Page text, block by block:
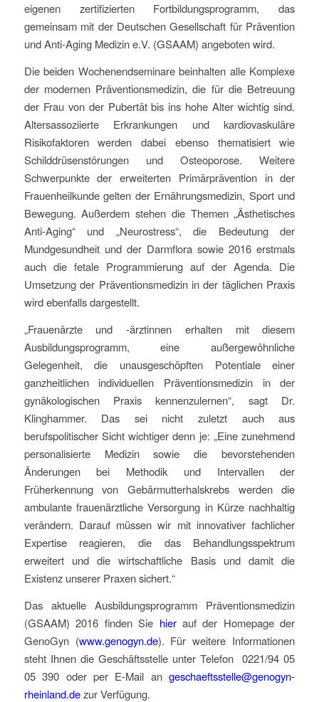
eigenen zertifizierten Fortbildungsprogramm, das
gemeinsam mit der Deutschen Gesellschaft für Prävention
und Anti-Aging Medizin e.V. (GSAAM) angeboten wird.
Die beiden Wochenendseminare beinhalten alle Komplexe
der modernen Präventionsmedizin, die für die Betreuung
der Frau von der Pubertät bis ins hohe Alter wichtig sind.
Altersassoziierte Erkrankungen und kardiovaskuläre
Risikofaktoren werden dabei ebenso thematisiert wie
Schilddrüsenstörungen und Osteoporose. Weitere
Schwerpunkte der erweiterten Primärprävention in der
Frauenheilkunde gelten der Ernährungsmedizin, Sport und
Bewegung. Außerdem stehen die Themen „Ästhetisches
Anti-Aging“ und „Neurostress“, die Bedeutung der
Mundgesundheit und der Darmflora sowie 2016 erstmals
auch die fetale Programmierung auf der Agenda. Die
Umsetzung der Präventionsmedizin in der täglichen Praxis
wird ebenfalls dargestellt.
„Frauenärzte und -ärztinnen erhalten mit diesem
Ausbildungsprogramm, eine außergewöhnliche
Gelegenheit, die unausgeschöpften Potentiale einer
ganzheitlichen individuellen Präventionsmedizin in der
gynäkologischen Praxis kennenzulernen“, sagt Dr.
Klinghammer. Das sei nicht zuletzt auch aus
berufspolitischer Sicht wichtiger denn je: „Eine zunehmend
personalisierte Medizin sowie die bevorstehenden
Änderungen bei Methodik und Intervallen der
Früherkennung von Gebärmutterhalskrebs werden die
ambulante frauenärztliche Versorgung in Kürze nachhaltig
verändern. Darauf müssen wir mit innovativer fachlicher
Expertise reagieren, die das Behandlungsspektrum
erweitert und die wirtschaftliche Basis und damit die
Existenz unserer Praxen sichert.“
Das aktuelle Ausbildungsprogramm Präventionsmedizin
(GSAAM) 2016 finden Sie hierauf der Homepage der
GenoGyn (www.genogyn.de). Für weitere Informationen
steht Ihnen die Geschäftsstelle unter Telefon 0221/94 05
05 390 oder per E-Mail angeschaeftsstelle@genogyn-
rheinland.dezur Verfügung.